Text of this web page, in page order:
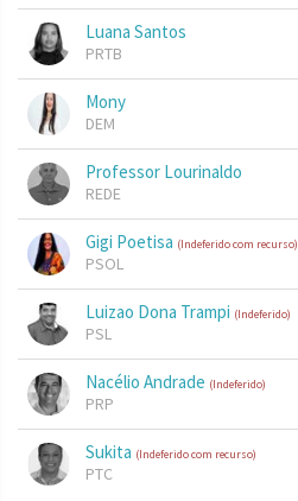
Luana Santos
PRTB
Mony
DEM
Professor Lourinaldo
REDE
Gigi Poetisa (Indeferido com recurso)
PSOL
Luizao Dona Trampi (Indeferido)
PSL
Nacélio Andrade (Indeferido)
PRP
Sukita (Indeferido com recurso)
PTC